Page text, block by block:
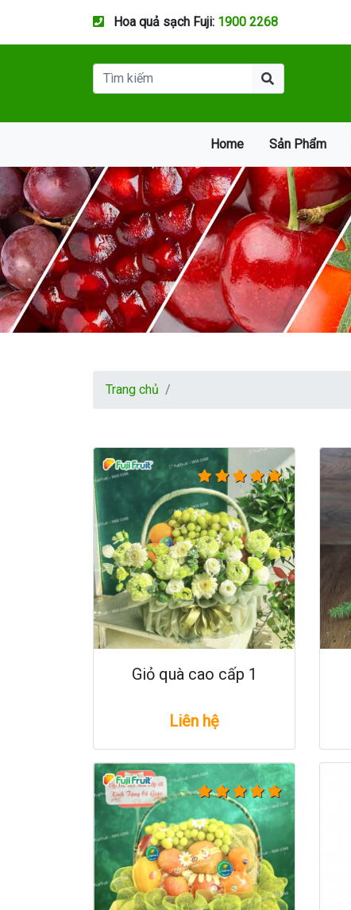
Hoa quả sạch Fuji: 1900 2268
Home Sản Phẩm
Trang chủ
Giỏ quà cao cấp 1
Liên hệ